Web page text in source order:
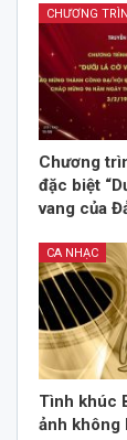
Chương
đặc biệt
vang của
CA NHẠC
Tình khúc
ảnh không